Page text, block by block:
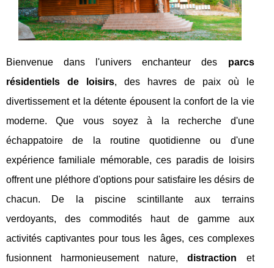
Bienvenue dans l'univers enchanteur des parcs
résidentiels de loisirs, des havres de paix où le
divertissement et la détente épousent la confort de la vie
moderne. Que vous soyez à la recherche d'une
échappatoire de la routine quotidienne ou d'une
expérience familiale mémorable, ces paradis de loisirs
offrent une pléthore d'options pour satisfaire les désirs de
chacun. De la piscine scintillante aux terrains
verdoyants, des commodités haut de gamme aux
activités captivantes pour tous les âges, ces complexes
fusionnent harmonieusement nature,distraction et